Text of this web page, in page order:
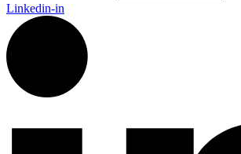
Linkedin-in